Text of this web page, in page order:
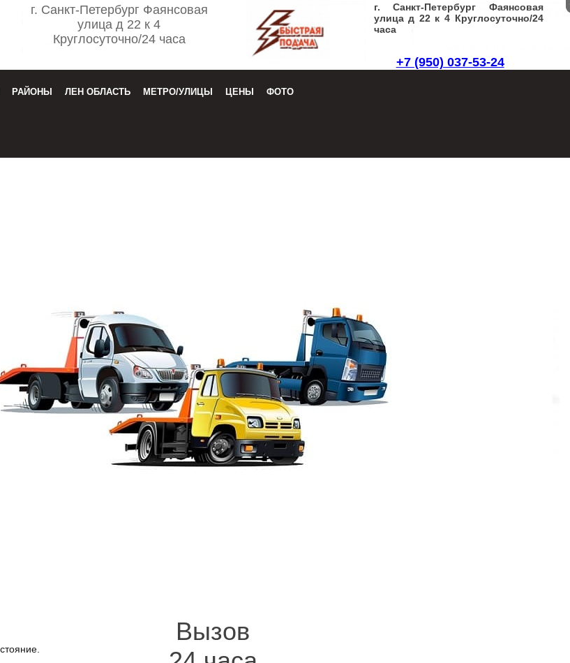
г. Санкт-Петербург Фаянсовая
улица д 22 к 4
Круглосуточно/24 часа
г. Санкт-Петербург Фаянсовая
улица д 22 к 4 Круглосуточно/24
часа
+7 (950) 037-53-24
РАЙОНЫ ЛЕН ОБЛАСТЬ МЕТРО/УЛИЦЫ ЦЕНЫ ФОТО
Вызов
не ждать, воспользоваться сервисом мгновенной заявки на спецтехнику. Предлагаем
Уже через час транспортное средство будет перевозиться специалистами. Будет вскоре
районы округа – по низким ценам.